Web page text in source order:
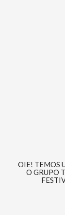
OIE! TEMOS
O GRUPO